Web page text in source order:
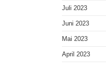
Juli 2023
Juni 2023
Mai 2023
April 2023